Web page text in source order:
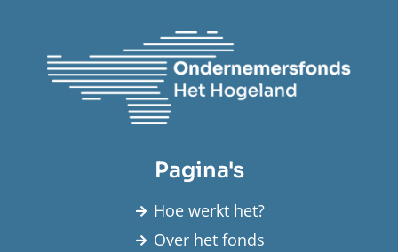
Pagina's
Hoe werkt het?
Over het fonds